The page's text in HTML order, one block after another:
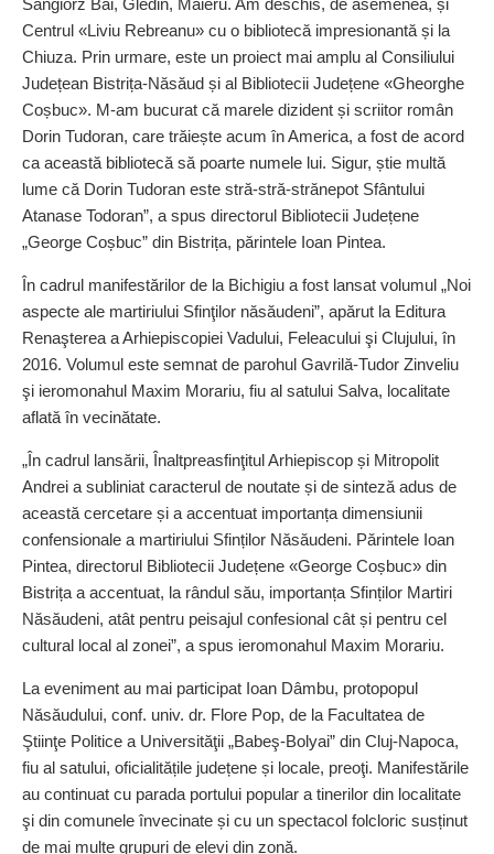
Centrul «Liviu Rebreanu» cu o bibliotecă impresionantă și la
Chiuza. Prin urmare, este un proiect mai amplu al Consiliului
Județean Bistrița-Năsăud și al Bibliotecii Județene «Gheorghe
Coșbuc». M-am bucurat că marele dizident și scriitor român
Dorin Tudoran, care trăiește acum în America, a fost de acord
ca această bibliotecă să poarte numele lui. Sigur, știe multă
lume că Dorin Tudoran este stră-stră-strănepot Sfântului
Atanase Todoran”, a spus directorul Bibliotecii Județene
„George Coșbuc” din Bistrița, părintele Ioan Pintea.
În cadrul manifestărilor de la Bichigiu a fost lansat volumul „Noi
aspecte ale martiriului Sfinţilor năsăudeni”, apărut la Editura
Renaşterea a Arhiepiscopiei Vadului, Feleacului şi Clujului, în
2016. Volumul este semnat de parohul Gavrilă-Tudor Zinveliu
şi ieromonahul Maxim Morariu, fiu al satului Salva, localitate
aflată în vecinătate.
„În cadrul lansării, Înaltpreasfinţitul Arhiepiscop și Mitropolit
Andrei a subliniat caracterul de noutate și de sinteză adus de
această cercetare și a accentuat importanța dimensiunii
confensionale a martiriului Sfinților Năsăudeni. Părintele Ioan
Pintea, directorul Bibliotecii Județene «George Coșbuc» din
Bistrița a accentuat, la rândul său, importanța Sfinților Martiri
Năsăudeni, atât pentru peisajul confesional cât și pentru cel
cultural local al zonei”, a spus ieromonahul Maxim Morariu.
La eveniment au mai participat Ioan Dâmbu, protopopul
Năsăudului, conf. univ. dr. Flore Pop, de la Facultatea de
Ştiinţe Politice a Universităţii „Babeş-Bolyai” din Cluj-Napoca,
fiu al satului, oficialitățile județene și locale, preoţi. Manifestările
au continuat cu parada portului popular a tinerilor din localitate
şi din comunele învecinate și cu un spectacol folcloric susținut
de mai multe grupuri de elevi din zonă.